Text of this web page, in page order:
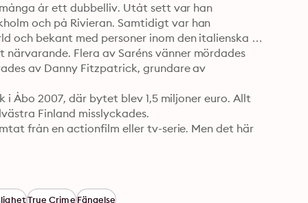
år ett dubbelliv. Utåt sett var han
och på Rivieran. Samtidigt var han
och bekant med personer inom den italienska
Flera av Saréns vänner mördades
av Danny Fitzpatrick, grundare av
i Åbo 2007, där bytet blev 1,5 miljoner euro. Allt
Finland misslyckades.
från en actionfilm eller tv-serie. Men det här
True CrimeFängelse